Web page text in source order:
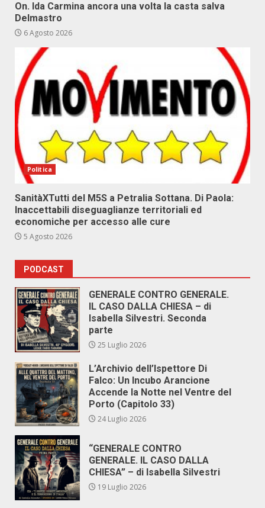
On. Ida Carmina ancora una volta la casta salva
Delmastro
6 Agosto 2026
Politica
SanitàXTutti del M5S a Petralia Sottana. Di Paola:
Inaccettabili diseguaglianze territoriali ed
economiche per accesso alle cure
5 Agosto 2026
PODCAST
GENERALE CONTRO GENERALE.
IL CASO DALLA CHIESA – di
Isabella Silvestri. Seconda
parte
25 Luglio 2026
L’Archivio dell’Ispettore Di
Falco: Un Incubo Arancione
Accende la Notte nel Ventre del
Porto (Capitolo 33)
24 Luglio 2026
“GENERALE CONTRO
GENERALE. IL CASO DALLA
CHIESA” – di Isabella Silvestri
19 Luglio 2026